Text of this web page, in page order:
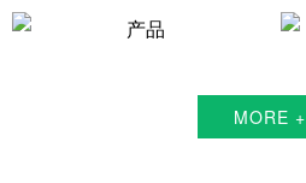
MORE +